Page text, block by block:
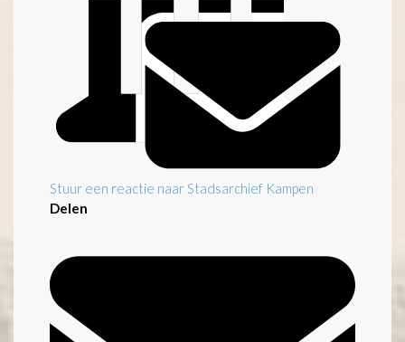
Stuur een reactie naar Stadsarchief Kampen
Delen